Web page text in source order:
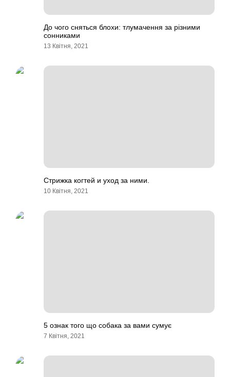
До чого сняться блохи: тлумачення за різними
сонниками
13 Квітня, 2021
Стрижка когтей и уход за ними.
10 Квітня, 2021
5 ознак того що собака за вами сумує
7 Квітня, 2021